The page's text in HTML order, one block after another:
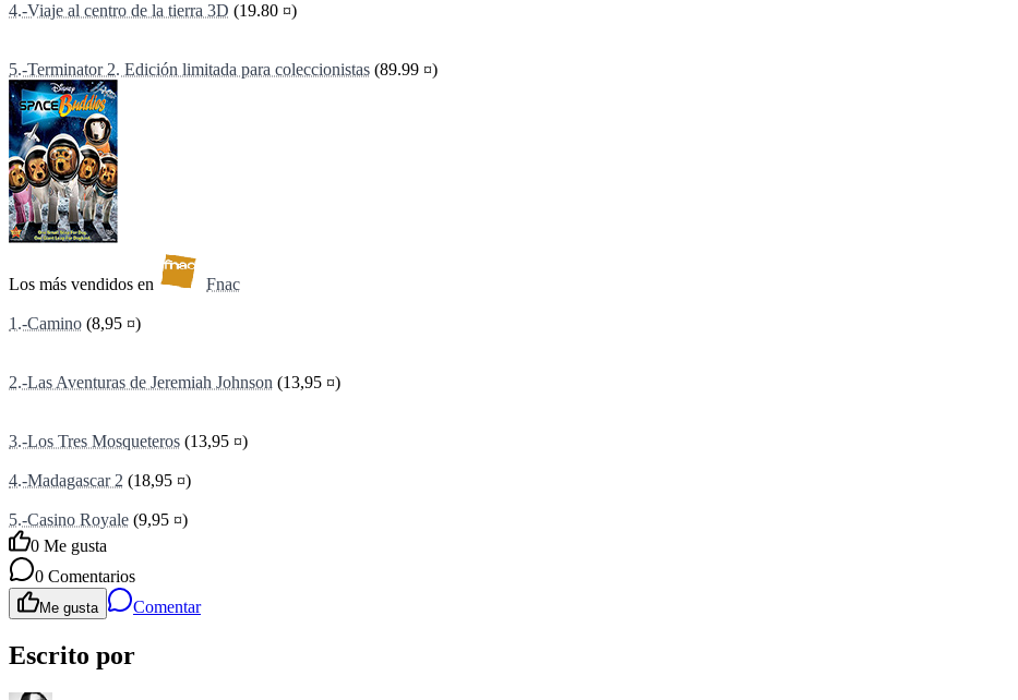
4.-Viaje al centro de la tierra 3D (19.80 ¤)
5.-Terminator 2. Edición limitada para coleccionistas (89.99 ¤)
Los más vendidos en Fnac
1.-Camino (8,95 ¤)
2.-Las Aventuras de Jeremiah Johnson (13,95 ¤)
3.-Los Tres Mosqueteros (13,95 ¤)
4.-Madagascar 2 (18,95 ¤)
5.-Casino Royale (9,95 ¤)
0 Me gusta
0 Comentarios
Me gusta Comentar
Escrito por